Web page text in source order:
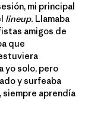
mi principal
lineup. Llamaba
amigos de
que
yo solo, pero
y surfeaba
siempre aprendía